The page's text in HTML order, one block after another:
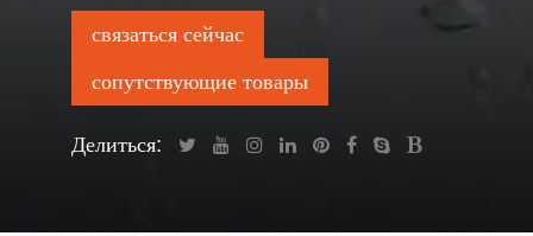
связаться сейчас
сопутствующие товары
Делиться: